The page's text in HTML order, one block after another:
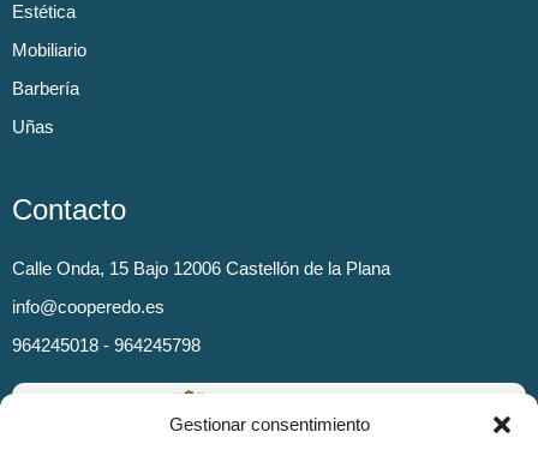
Gestionar consentimiento
Estética
Mobiliario
Barbería
Uñas
Contacto
Calle Onda, 15 Bajo 12006 Castellón de la Plana
info@cooperedo.es
964245018 - 964245798